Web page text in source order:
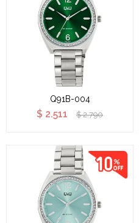
Q91B-004
$ 2.511 $ 2.790